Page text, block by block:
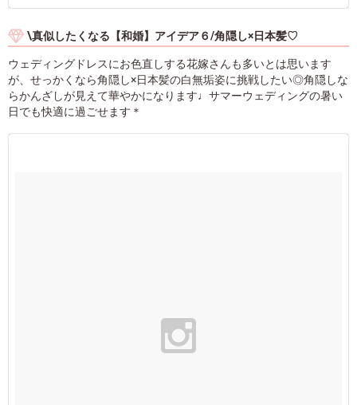
\真似したくなる【和婚】アイデア６/角隠し×日本髪♡
ウェディングドレスにお色直しする花嫁さんも多いとは思います
が、せっかくなら角隠し×日本髪の白無垢姿に挑戦したい◎角隠しな
らかんざしが見えて華やかになります♩サマーウェディングの暑い
日でも快適に過ごせます＊